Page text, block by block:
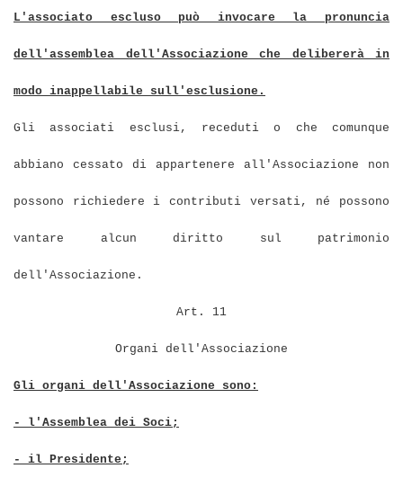
L'associato escluso può invocare la pronuncia
dell'assemblea dell'Associazione che delibererà in
modo inappellabile sull'esclusione.
Gli associati esclusi, receduti o che comunque
abbiano cessato di appartenere all'Associazione non
possono richiedere i contributi versati, né possono
vantare alcun diritto sul patrimonio
dell'Associazione.
Art. 11
Organi dell'Associazione
Gli organi dell'Associazione sono:
- l'Assemblea dei Soci;
- il Presidente;